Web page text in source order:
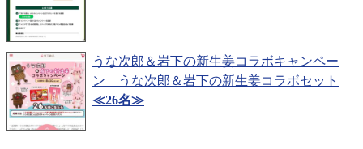
うな次郎＆岩下の新生姜コラボキャンペー
ン うな次郎＆岩下の新生姜コラボセット
≪26名≫